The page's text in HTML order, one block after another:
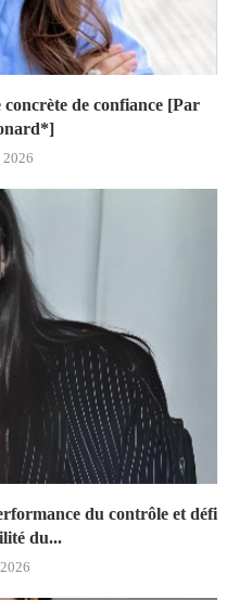
de confiance [Par
du contrôle et défi
du...